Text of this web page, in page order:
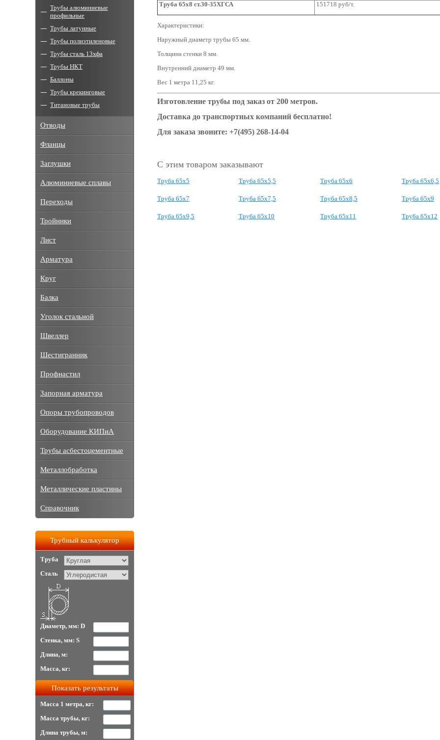
Труба 65x8 ст.30-35ХГСА 151718 руб/т.
Характеристики:
Наружный диаметр трубы 65 мм.
Толщина стенки 8 мм.
Внутренний диаметр 49 мм.
Вес 1 метра 11,25 кг.
Изготовление трубы под заказ от 200 метров.
Доставка до транспортных компаний бесплатно!
Для заказа звоните: +7(495) 268-14-04
С этим товаром заказывают
Труба 65x5 Труба 65x5,5 Труба 65x6 Труба 65x6,5
Труба 65x7 Труба 65x7,5 Труба 65x8,5 Труба 65x9
Труба 65x9,5 Труба 65x10 Труба 65x11 Труба 65x12
Трубы алюминиевые
профильные
Трубы латунные
Трубы полиэтиленовые
Трубы сталь 13хфа
Трубы НКТ
Баллоны
Трубы крекинговые
Титановые трубы
Отводы
Фланцы
Заглушки
Алюминиевые сплавы
Переходы
Тройники
Лист
Арматура
Круг
Балка
Уголок стальной
Швеллер
Шестигранник
Профнастил
Запорная арматура
Опоры трубопроводов
Оборудование КИПиА
Трубы асбестоцементные
Металлобработка
Металлические пластины
Справочник
Трубный калькулятор
Труба
Сталь
Диаметр, мм: D
Стенка, мм: S
Длина, м:
Масса, кг:
Масса 1 метра, кг:
Масса трубы, кг:
Длина трубы, м: